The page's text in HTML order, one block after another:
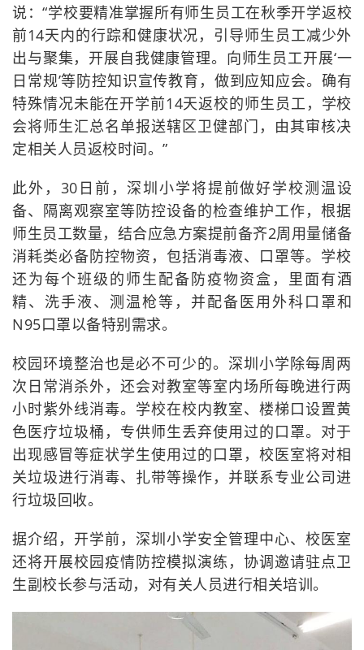
说：“学校要精准掌握所有师生员工在秋季开学返校
前14天内的行踪和健康状况，引导师生员工减少外
出与聚集，开展自我健康管理。向师生员工开展‘一
日常规’等防控知识宣传教育，做到应知应会。确有
特殊情况未能在开学前14天返校的师生员工，学校
会将师生汇总名单报送辖区卫健部门，由其审核决
定相关人员返校时间。”
此外，30日前，深圳小学将提前做好学校测温设
备、隔离观察室等防控设备的检查维护工作，根据
师生员工数量，结合应急方案提前备齐2周用量储备
消耗类必备防控物资，包括消毒液、口罩等。学校
还为每个班级的师生配备防疫物资盒，里面有酒
精、洗手液、测温枪等，并配备医用外科口罩和
N95口罩以备特别需求。
校园环境整治也是必不可少的。深圳小学除每周两
次日常消杀外，还会对教室等室内场所每晚进行两
小时紫外线消毒。学校在校内教室、楼梯口设置黄
色医疗垃圾桶，专供师生丢弃使用过的口罩。对于
出现感冒等症状学生使用过的口罩，校医室将对相
关垃圾进行消毒、扎带等操作，并联系专业公司进
行垃圾回收。
据介绍，开学前，深圳小学安全管理中心、校医室
还将开展校园疫情防控模拟演练，协调邀请驻点卫
生副校长参与活动，对有关人员进行相关培训。